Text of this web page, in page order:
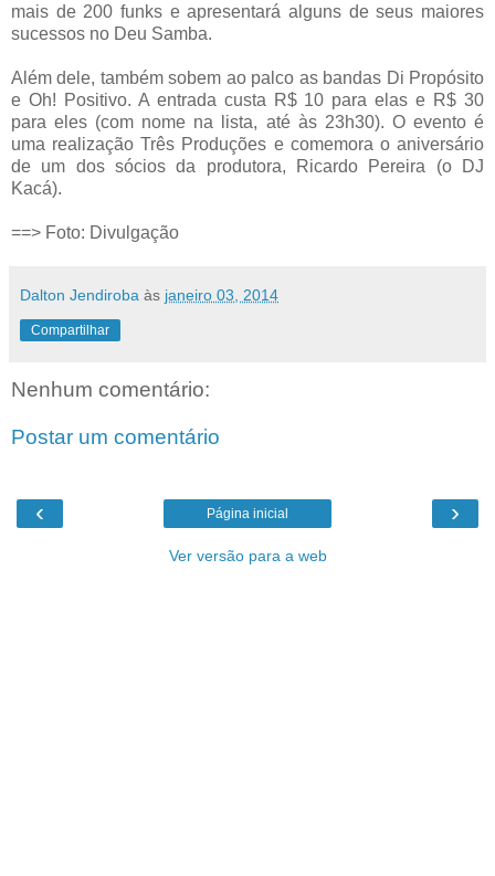
mais de 200 funks e apresentará alguns de seus maiores
sucessos no Deu Samba.
Além dele, também sobem ao palco as bandas Di Propósito
e Oh! Positivo. A entrada custa R$ 10 para elas e R$ 30
para eles (com nome na lista, até às 23h30). O evento é
uma realização Três Produções e comemora o aniversário
de um dos sócios da produtora, Ricardo Pereira (o DJ
Kacá).
==> Foto: Divulgação
Dalton Jendiroba às janeiro 03, 2014
Compartilhar
Nenhum comentário:
Postar um comentário
‹ ›
Página inicial
Ver versão para a web